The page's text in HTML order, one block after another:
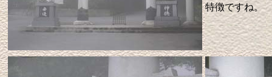
特徴ですね。